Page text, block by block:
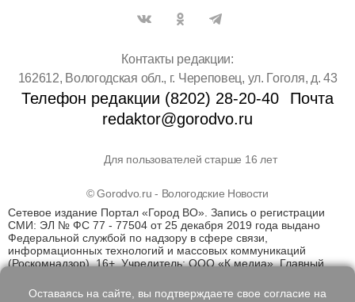
Контакты редакции:
162612, Вологодская обл., г. Череповец, ул. Гоголя, д. 43
Телефон редакции (8202) 28-20-40
Почта
redaktor@gorodvo.ru
Для пользователей старше 16 лет
© Gorodvo.ru - Вологодские Новости
Сетевое издание Портал «Город ВО». Запись о регистрации
СМИ: ЭЛ № ФС 77 - 77504 от 25 декабря 2019 года выдано
Федеральной службой по надзору в сфере связи,
информационных технологий и массовых коммуникаций
(Роскомнадзор). 16+. Учредитель: ООО «К медиа». Главный
применяются рекомендательные технологии (информационные
Оставаясь на сайте, вы подтверждаете свое согласие на